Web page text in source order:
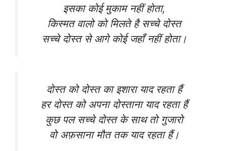
इसका कोई मुकाम नहीं होता,
किस्मत वालो को मिलते है सच्चे दोस्त
सच्चे दोस्त से आगे कोई जहाँ नहीं होता।
दोस्त को दोस्त का इशारा याद रहता हैं
हर दोस्त को अपना दोस्ताना याद रहता हैं
कुछ पल सच्चे दोस्त के साथ तो गुजारो
वो अफ़साना मौत तक याद रहता हैं।